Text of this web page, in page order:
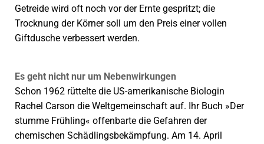
Getreide wird oft noch vor der Ernte gespritzt; die
Trocknung der Körner soll um den Preis einer vollen
Giftdusche verbessert werden.
Es geht nicht nur um Nebenwirkungen
Schon 1962 rüttelte die US-amerikanische Biologin
Rachel Carson die Weltgemeinschaft auf. Ihr Buch »Der
stumme Frühling« offenbarte die Gefahren der
chemischen Schädlingsbekämpfung. Am 14. April